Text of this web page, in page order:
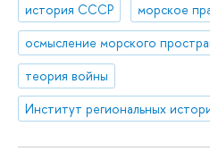
история СССР
морское
осмысление морского
теория войны